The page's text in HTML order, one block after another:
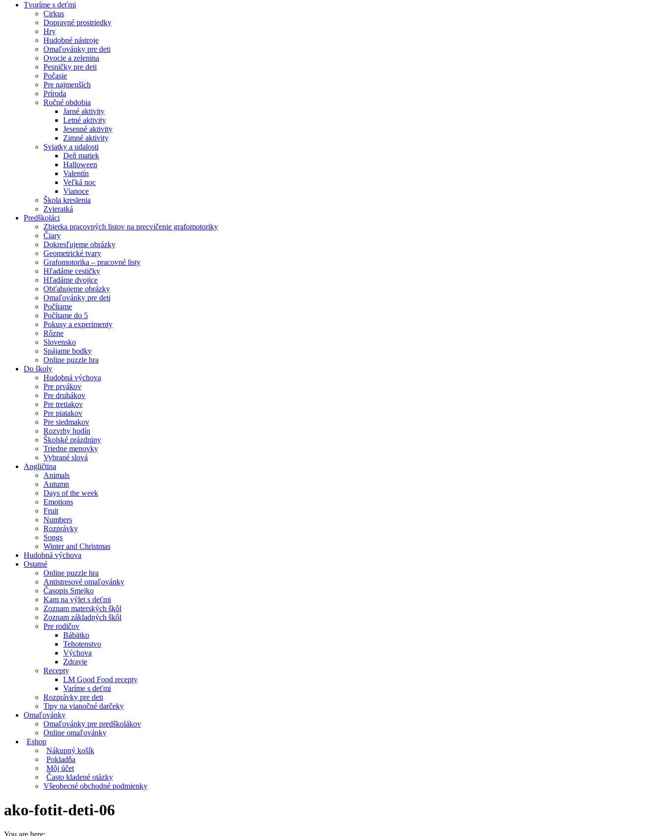
Tvoríme s deťmi
Cirkus
Dopravné prostriedky
Hry
Hudobné nástroje
Omaľovánky pre deti
Ovocie a zelenina
Pesničky pre deti
Počasie
Pre najmenších
Príroda
Ročné obdobia
Jarné aktivity
Letné aktivity
Jesenné aktivity
Zimné aktivity
Sviatky a udalosti
Deň matiek
Halloween
Valentín
Veľká noc
Vianoce
Škola kreslenia
Zvieratká
Predškoláci
Zbierka pracovných listov na precvičenie grafomotoriky
Čiary
Dokresľujeme obrázky
Geometrické tvary
Grafomotorika – pracovné listy
Hľadáme cestičky
Hľadáme dvojice
Obťahujeme obrázky
Omaľovánky pre deti
Počítame
Počítame do 5
Pokusy a experimenty
Rôzne
Slovensko
Spájame bodky
Online puzzle hra
Do školy
Hudobná výchova
Pre prvákov
Pre druhákov
Pre tretiakov
Pre piatakov
Pre siedmakov
Rozvrhy hodín
Školské prázdniny
Triedne menovky
Vybrané slová
Angličtina
Animals
Autumn
Days of the week
Emotions
Fruit
Numbers
Rozprávky
Songs
Winter and Christmas
Hudobná výchova
Ostatné
Online puzzle hra
Antistresové omaľovánky
Časopis Smejko
Kam na výlet s deťmi
Zoznam materských škôl
Zoznam základných škôl
Pre rodičov
Bábätko
Tehotenstvo
Výchova
Zdravie
Recepty
LM Good Food recepty
Varíme s deťmi
Rozprávky pre deti
Tipy na vianočné darčeky
Omaľovánky
Omaľovánky pre predškolákov
Online omaľovánky
Eshop
Nákupný košík
Pokladňa
Môj účet
Často kladené otázky
Všeobecné obchodné podmienky
ako-fotit-deti-06
You are here: